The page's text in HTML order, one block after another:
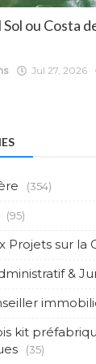
ou Costa
Jul 27, 2026
(354)
(95)
Projets sur la
&
kit
(35)